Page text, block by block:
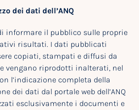
dei dati dell’ANQ
informare il pubblico sulle proprie
risultati. I dati pubblicati
copiati, stampati e diffusi da
vengano riprodotti inalterati, nel
l’indicazione completa della
dei dati dal portale web dell’ANQ
esclusivamente i documenti e